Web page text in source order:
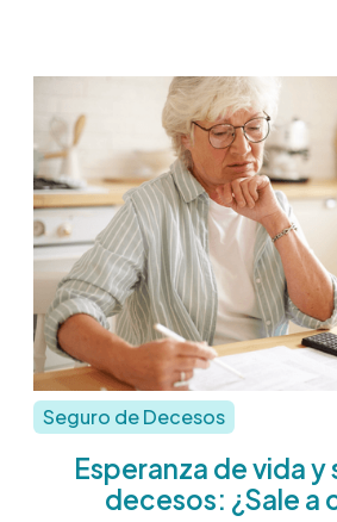
Seguro de Decesos
Esperanza de vida y
decesos: ¿Sale a